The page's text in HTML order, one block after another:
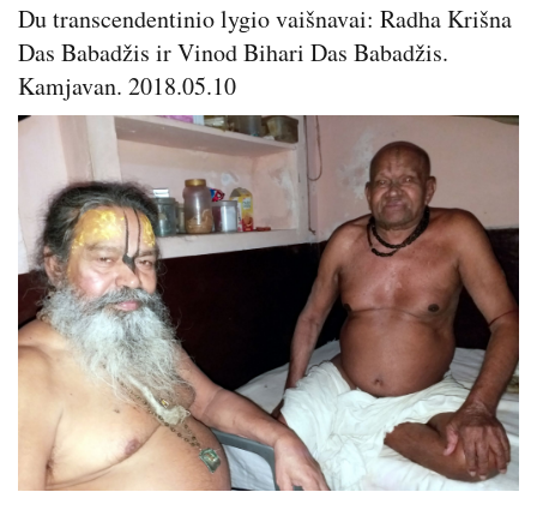
Du transcendentinio lygio vaišnavai: Radha Krišna
Das Babadžis ir Vinod Bihari Das Babadžis.
Kamjavan. 2018.05.10
Image